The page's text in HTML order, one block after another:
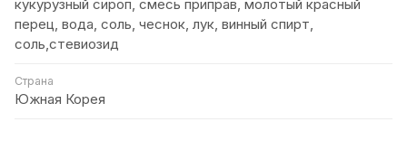
кукурузный сироп, смесь приправ, молотый красный
перец, вода, соль, чеснок, лук, винный спирт,
соль,стевиозид
Страна
Южная Корея